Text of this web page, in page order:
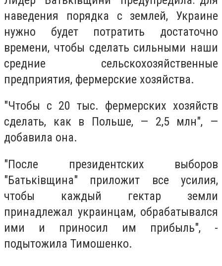
наведения порядка с землей, Украине
нужно будет потратить достаточно
времени, чтобы сделать сильными наши
средние сельскохозяйственные
предприятия, фермерские хозяйства.
"Чтобы с 20 тыс. фермерских хозяйств
сделать, как в Польше, — 2,5 млн", —
добавила она.
"После президентских выборов
"Батьківщина" приложит все усилия,
чтобы каждый гектар земли
принадлежал украинцам, обрабатывался
ими и приносил им прибыль", -
подытожила Тимошенко.